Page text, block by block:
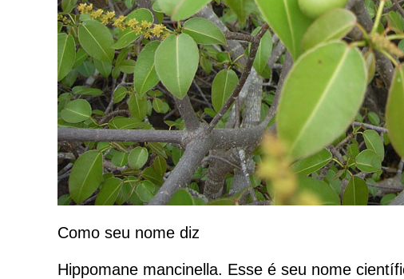
Como seu nome diz
Hippomane mancinella. Esse é seu nome